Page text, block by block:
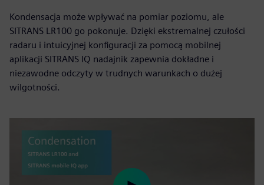
Kondensacja może wpływać na pomiar poziomu, ale
SITRANS LR100 go pokonuje. Dzięki ekstremalnej czułości
radaru i intuicyjnej konfiguracji za pomocą mobilnej
aplikacji SITRANS IQ nadajnik zapewnia dokładne i
niezawodne odczyty w trudnych warunkach o dużej
wilgotności.